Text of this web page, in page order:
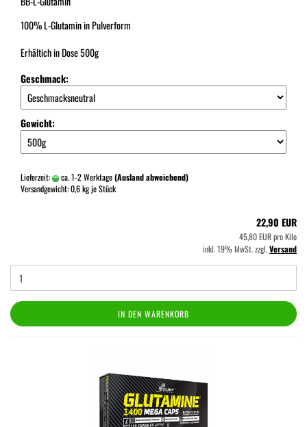
100% L-Glutamin in Pulverform
Erhältich in Dose 500g
Geschmack:
Gewicht:
Lieferzeit: ca. 1-2 Werktage(Ausland abweichend)
Versandgewicht:0,6kg je Stück
22,90 EUR
45,80 EUR pro Kilo
inkl. 19% MwSt. zzgl.Versand
IN DEN WARENKORB